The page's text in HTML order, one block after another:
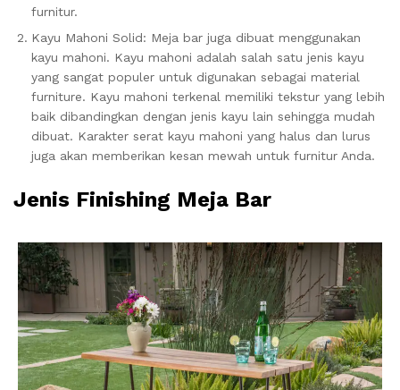
furnitur.
Kayu Mahoni Solid: Meja bar juga dibuat menggunakan
kayu mahoni. Kayu mahoni adalah salah satu jenis kayu
yang sangat populer untuk digunakan sebagai material
furniture. Kayu mahoni terkenal memiliki tekstur yang lebih
baik dibandingkan dengan jenis kayu lain sehingga mudah
dibuat. Karakter serat kayu mahoni yang halus dan lurus
juga akan memberikan kesan mewah untuk furnitur Anda.
Jenis Finishing Meja Bar